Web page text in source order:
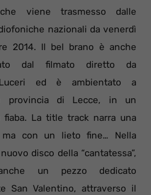
viene trasmesso dalle
nazionali da venerdì
2014. Il bel brano è anche
dal filmato diretto da
ed è ambientato a
provincia di Lecce, in un
fiaba. La title track narra una
ma con un lieto fine… Nella
disco della “cantatessa”,
un pezzo dedicato
San Valentino, attraverso il